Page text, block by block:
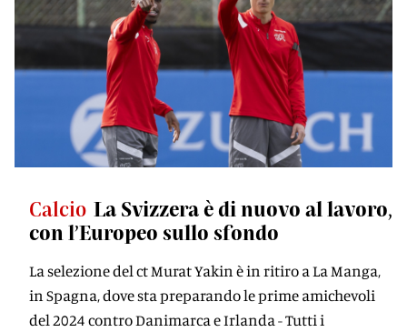
Calcio La Svizzera è di nuovo al lavoro,
con l’Europeo sullo sfondo
La selezione del ct Murat Yakin è in ritiro a La Manga,
in Spagna, dove sta preparando le prime amichevoli
del 2024 contro Danimarca e Irlanda - Tutti i